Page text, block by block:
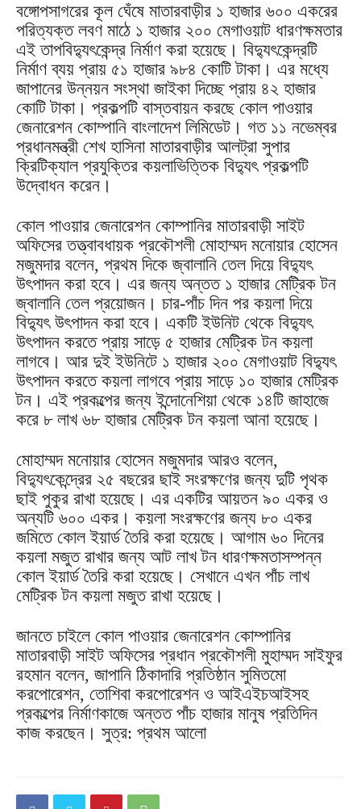
বঙ্গোপসাগরের কূল ঘেঁষে মাতারবাড়ীর ১ হাজার ৬০০ একরের
পরিত্যক্ত লবণ মাঠে ১ হাজার ২০০ মেগাওয়াট ধারণক্ষমতার
এই তাপবিদ্যুৎকেন্দ্র নির্মাণ করা হয়েছে। বিদ্যুৎকেন্দ্রটি
নির্মাণ ব্যয় প্রায় ৫১ হাজার ৯৮৪ কোটি টাকা। এর মধ্যে
জাপানের উন্নয়ন সংস্থা জাইকা দিচ্ছে প্রায় ৪২ হাজার
কোটি টাকা। প্রকল্পটি বাস্তবায়ন করছে কোল পাওয়ার
জেনারেশন কোম্পানি বাংলাদেশ লিমিডেট। গত ১১ নভেম্বর
প্রধানমন্ত্রী শেখ হাসিনা মাতারবাড়ীর আলট্রা সুপার
ক্রিটিক্যাল প্রযুক্তির কয়লাভিত্তিক বিদ্যুৎ প্রকল্পটি
উদ্বোধন করেন।
কোল পাওয়ার জেনারেশন কোম্পানির মাতারবাড়ী সাইট
অফিসের তত্ত্বাবধায়ক প্রকৌশলী মোহাম্মদ মনোয়ার হোসেন
মজুমদার বলেন, প্রথম দিকে জ্বালানি তেল দিয়ে বিদ্যুৎ
উৎপাদন করা হবে। এর জন্য অন্তত ১ হাজার মেট্রিক টন
জ্বালানি তেল প্রয়োজন। চার-পাঁচ দিন পর কয়লা দিয়ে
বিদ্যুৎ উৎপাদন করা হবে। একটি ইউনিট থেকে বিদ্যুৎ
উৎপাদন করতে প্রায় সাড়ে ৫ হাজার মেট্রিক টন কয়লা
লাগবে। আর দুই ইউনিটে ১ হাজার ২০০ মেগাওয়াট বিদ্যুৎ
উৎপাদন করতে কয়লা লাগবে প্রায় সাড়ে ১০ হাজার মেট্রিক
টন। এই প্রকল্পের জন্য ইন্দোনেশিয়া থেকে ১৪টি জাহাজে
করে ৮ লাখ ৬৮ হাজার মেট্রিক টন কয়লা আনা হয়েছে।
মোহাম্মদ মনোয়ার হোসেন মজুমদার আরও বলেন,
বিদ্যুৎকেন্দ্রের ২৫ বছরের ছাই সংরক্ষণের জন্য দুটি পৃথক
ছাই পুকুর রাখা হয়েছে। এর একটির আয়তন ৯০ একর ও
অন্যটি ৬০০ একর। কয়লা সংরক্ষণের জন্য ৮০ একর
জমিতে কোল ইয়ার্ড তৈরি করা হয়েছে। আগাম ৬০ দিনের
কয়লা মজুত রাখার জন্য আট লাখ টন ধারণক্ষমতাসম্পন্ন
কোল ইয়ার্ড তৈরি করা হয়েছে। সেখানে এখন পাঁচ লাখ
মেট্রিক টন কয়লা মজুত রাখা হয়েছে।
জানতে চাইলে কোল পাওয়ার জেনারেশন কোম্পানির
মাতারবাড়ী সাইট অফিসের প্রধান প্রকৌশলী মুহাম্মদ সাইফুর
রহমান বলেন, জাপানি ঠিকাদারি প্রতিষ্ঠান সুমিতমো
করপোরেশন, তোশিবা করপোরেশন ও আইএইচআইসহ
প্রকল্পের নির্মাণকাজে অন্তত পাঁচ হাজার মানুষ প্রতিদিন
কাজ করছেন। সুত্র: প্রথম আলো